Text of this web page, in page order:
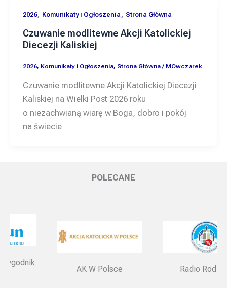
2026, Komunikaty i Ogłoszenia , Strona Główna
Czuwanie modlitewne Akcji Katolickiej
Diecezji Kaliskiej
2026, Komunikaty i Ogłoszenia, Strona Główna/ MOwczarek
Czuwanie modlitewne Akcji Katolickiej Diecezji
Kaliskiej na Wielki Post 2026 roku
o niezachwianą wiarę w Boga, dobro i pokój
na świecie
POLECANE
AK W Polsce Radio Rodzina